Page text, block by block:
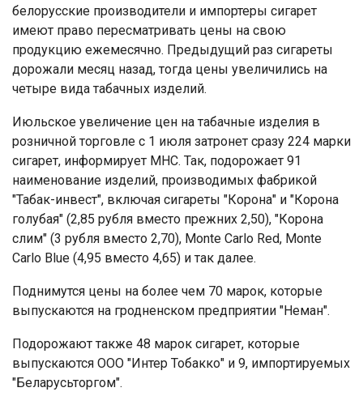
белорусские производители и импортеры сигарет
имеют право пересматривать цены на свою
продукцию ежемесячно. Предыдущий раз сигареты
дорожали месяц назад, тогда цены увеличились на
четыре вида табачных изделий.
Июльское увеличение цен на табачные изделия в
розничной торговле с 1 июля затронет сразу 224 марки
сигарет, информирует МНС. Так, подорожает 91
наименование изделий, производимых фабрикой
"Табак-инвест", включая сигареты "Корона" и "Корона
голубая" (2,85 рубля вместо прежних 2,50), "Корона
слим" (3 рубля вместо 2,70), Monte Carlo Red, Monte
Carlo Blue (4,95 вместо 4,65) и так далее.
Поднимутся цены на более чем 70 марок, которые
выпускаются на гродненском предприятии "Неман".
Подорожают также 48 марок сигарет, которые
выпускаются ООО "Интер Тобакко" и 9, импортируемых
"Беларусьторгом".